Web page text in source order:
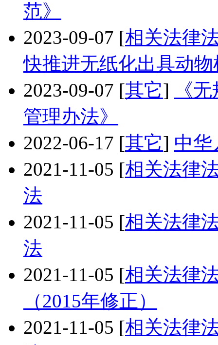
范》
2023-09-07 [相关法律
快推进无纸化出具动
2023-09-07 [其它]
《
管理办法》
2022-06-17 [其它] 中华
2021-11-05 [相关法律
法
2021-11-05 [相关法律
法
2021-11-05 [相关法律
（2015年修正）
2021-11-05 [相关法律